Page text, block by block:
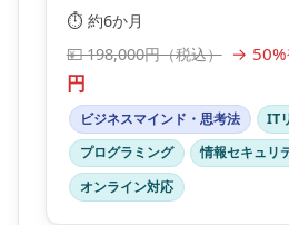
⏱️ 約6か月
💴 198,000円（税込） → 50%
円
ビジネスマインド・思考法
IT
プログラミング
情報セキュリ
オンライン対応